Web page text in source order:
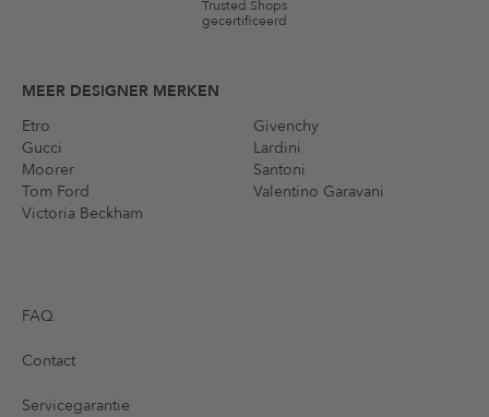
Trusted Shops
gecertificeerd
MEER DESIGNER MERKEN
Etro
Givenchy
Gucci
Lardini
Moorer
Santoni
Tom Ford
Valentino Garavani
Victoria Beckham
FAQ
Contact
Servicegarantie